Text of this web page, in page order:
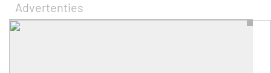
Advertenties